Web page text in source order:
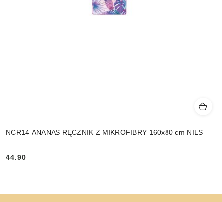
NCR14 ANANAS RĘCZNIK Z MIKROFIBRY 160x80 cm NILS
Cena:
44.90